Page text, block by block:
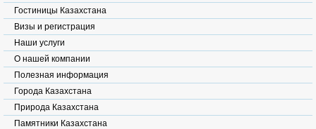
Гостиницы Казахстана
Визы и регистрация
Наши услуги
О нашей компании
Полезная информация
Города Казахстана
Природа Казахстана
Памятники Казахстана